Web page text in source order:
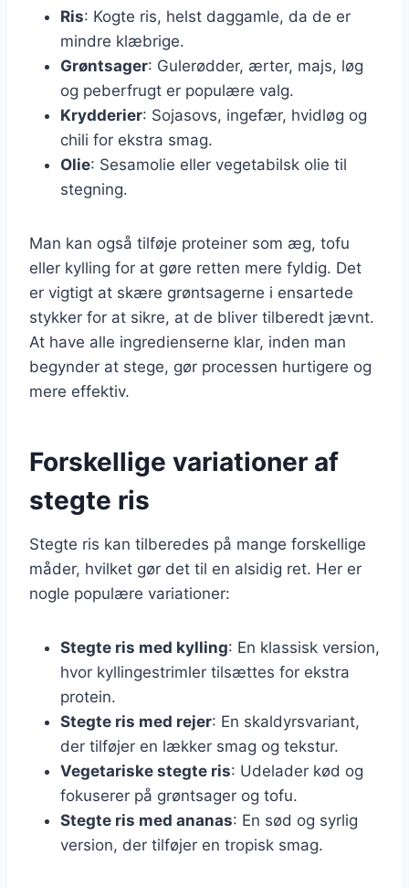
Ris: Kogte ris, helst daggamle, da de er
mindre klæbrige.
Grøntsager: Gulerødder, ærter, majs, løg
og peberfrugt er populære valg.
Krydderier: Sojasovs, ingefær, hvidløg og
chili for ekstra smag.
Olie: Sesamolie eller vegetabilsk olie til
stegning.
Man kan også tilføje proteiner som æg, tofu
eller kylling for at gøre retten mere fyldig. Det
er vigtigt at skære grøntsagerne i ensartede
stykker for at sikre, at de bliver tilberedt jævnt.
At have alle ingredienserne klar, inden man
begynder at stege, gør processen hurtigere og
mere effektiv.
Forskellige variationer af
stegte ris
Stegte ris kan tilberedes på mange forskellige
måder, hvilket gør det til en alsidig ret. Her er
nogle populære variationer:
Stegte ris med kylling: En klassisk version,
hvor kyllingestrimler tilsættes for ekstra
protein.
Stegte ris med rejer: En skaldyrsvariant,
der tilføjer en lækker smag og tekstur.
Vegetariske stegte ris: Udelader kød og
fokuserer på grøntsager og tofu.
Stegte ris med ananas: En sød og syrlig
version, der tilføjer en tropisk smag.